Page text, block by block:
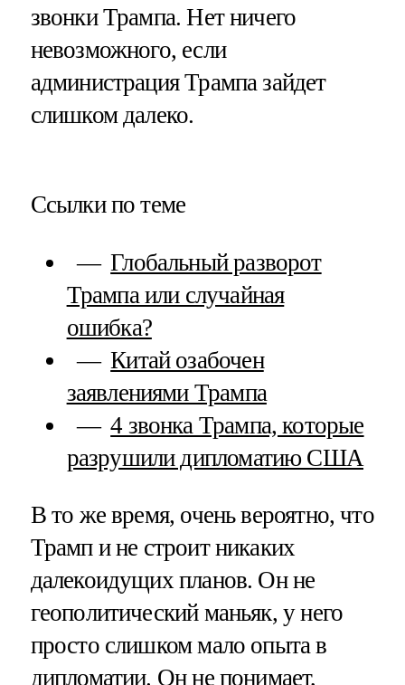
звонки Трампа. Нет ничего
невозможного, если
администрация Трампа зайдет
слишком далеко.
Ссылки по теме
Глобальный разворот
Трампа или случайная
ошибка?
Китай озабочен
заявлениями Трампа
4 звонка Трампа, которые
разрушили дипломатию США
В то же время, очень вероятно, что
Трамп и не строит никаких
далекоидущих планов. Он не
геополитический маньяк, у него
просто слишком мало опыта в
дипломатии. Он не понимает,